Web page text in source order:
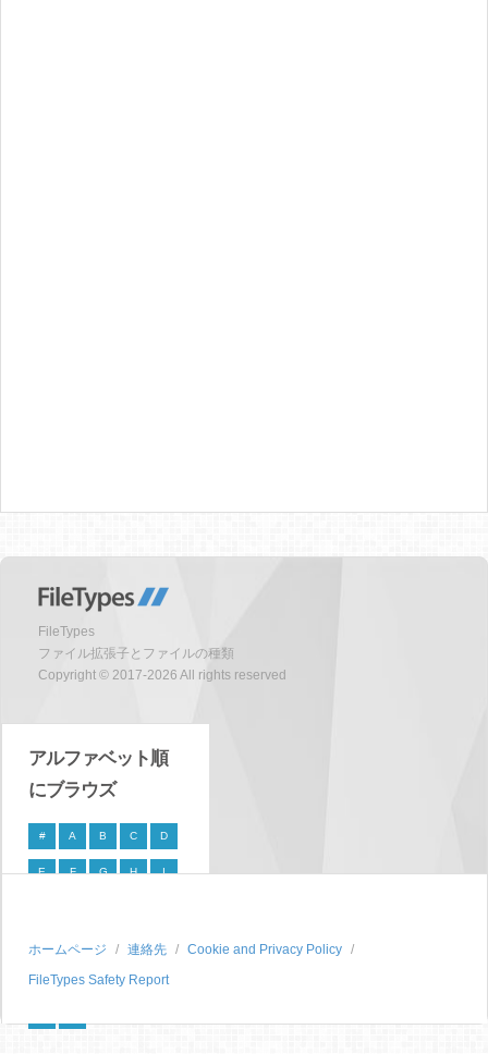
FileTypes
ファイル拡張子とファイルの種類
Copyright © 2017-2026 All rights reserved
アルファベット順
にブラウズ
# A B C D
E F G H I
P Q R S
T U V W X
ホームページ 連絡先
Cookie and Privacy Policy
FileTypes Safety Report